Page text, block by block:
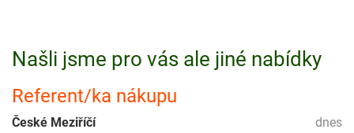
Našli jsme pro vás ale jiné nabídky
Referent/ka nákupu
dnes
České Meziříčí